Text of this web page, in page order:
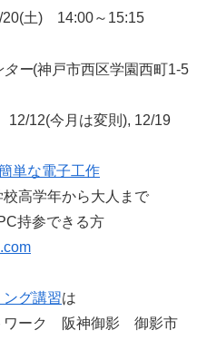
) 14:00～15:15
ター(神戸市西区学園西町1-5
12(今月は変則), 12/19
単な電子工作
年から大人まで
参できる方
グ講習は
ーク 阪神御影 御影市